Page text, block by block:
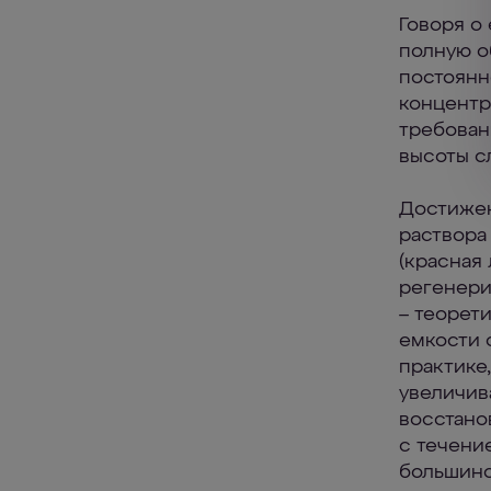
Говоря
полную
высоты
(красная
–
емкости
с